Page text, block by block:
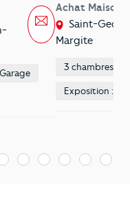
Message
Garage
Achat Maison
Saint-
Margite
3 chambres
Exposition :
9 10 11 12 13